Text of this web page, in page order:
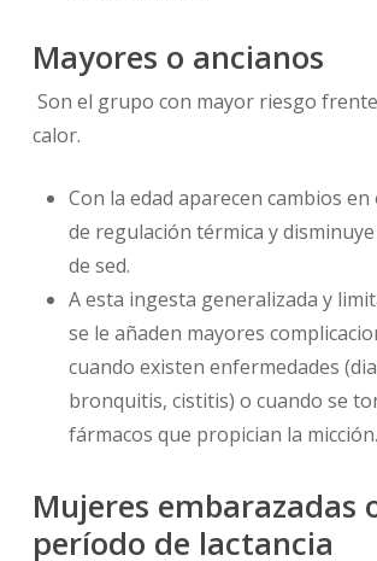
Mayores o ancianos
Son el grupo con mayor riesgo
calor.
Con la edad aparecen cambios en
de regulación térmica y
de sed.
A esta ingesta generalizada y
se le añaden mayores
cuando existen enfermedades
bronquitis, cistitis) o cuando se
fármacos que propician la micción.
Mujeres embarazadas
período de lactancia